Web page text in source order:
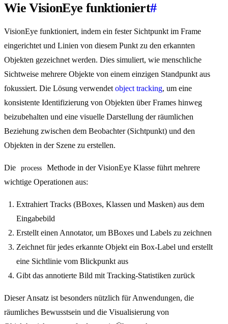
Wie VisionEye funktioniert#
VisionEye funktioniert, indem ein fester Sichtpunkt im Frame
eingerichtet und Linien von diesem Punkt zu den erkannten
Objekten gezeichnet werden. Dies simuliert, wie menschliche
Sichtweise mehrere Objekte von einem einzigen Standpunkt aus
fokussiert. Die Lösung verwendet object tracking, um eine
konsistente Identifizierung von Objekten über Frames hinweg
beizubehalten und eine visuelle Darstellung der räumlichen
Beziehung zwischen dem Beobachter (Sichtpunkt) und den
Objekten in der Szene zu erstellen.
Die process
Methode in der VisionEye Klasse führt mehrere
wichtige Operationen aus:
Extrahiert Tracks (BBoxes, Klassen und Masken) aus dem
Eingabebild
Erstellt einen Annotator, um BBoxes und Labels zu zeichnen
Zeichnet für jedes erkannte Objekt ein Box-Label und erstellt
eine Sichtlinie vom Blickpunkt aus
Gibt das annotierte Bild mit Tracking-Statistiken zurück
Dieser Ansatz ist besonders nützlich für Anwendungen, die
räumliches Bewusstsein und die Visualisierung von